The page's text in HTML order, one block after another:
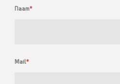
Naam*
Mail*